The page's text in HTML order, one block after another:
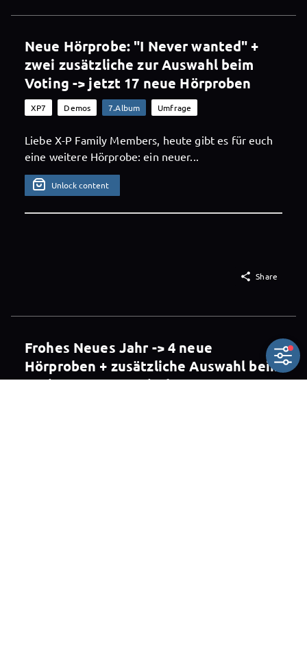
Neue Hörprobe: "I Never wanted" +
zwei zusätzliche zur Auswahl beim
Voting -> jetzt 17 neue Hörproben
XP7 Demos 7.Album Umfrage
Liebe X-P Family Members, heute gibt es für euch
eine weitere Hörprobe: ein neuer...
Unlock content
 Share
Frohes Neues Jahr -> 4 neue
Hörproben + zusätzliche Auswahl beim
Voting - Jetzt 16 Titel !